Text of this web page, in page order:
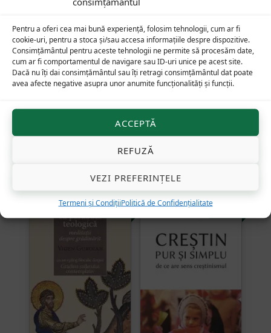
Pentru a oferi cea mai bună experiență, folosim tehnologii, cum ar fi
cookie-uri, pentru a stoca și/sau accesa informațiile despre dispozitive.
Consimțământul pentru aceste tehnologii ne permite să procesăm date,
cum ar fi comportamentul de navigare sau ID-uri unice pe acest site.
Dacă nu îți dai consimțământul sau îți retragi consimțământul dat poate
avea afecte negative asupra unor anumite funcționalități și funcții.
ACCEPTĂ
REFUZĂ
VEZI PREFERINȚELE
Termeni și CondițiiPolitică de Confidențialitate
Email*
Alternative:
Produse similare
27lei